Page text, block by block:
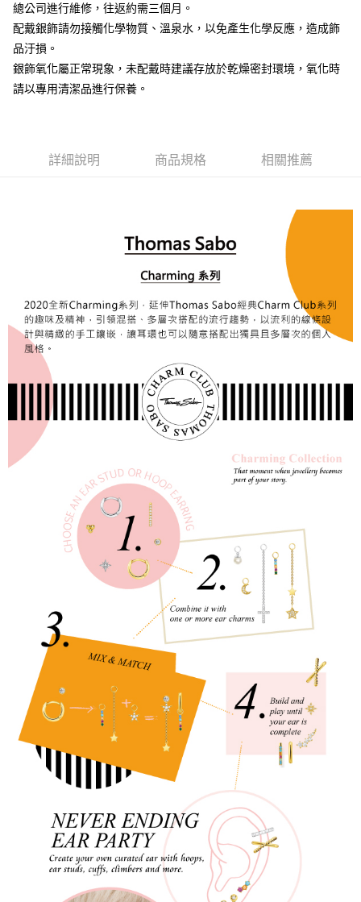
總公司進行維修，往返約需三個月。
配戴銀飾請勿接觸化學物質、溫泉水，以免產生化學反應，造成飾
品汙損。
銀飾氧化屬正常現象，未配戴時建議存放於乾燥密封環境，氧化時
請以專用清潔品進行保養。
詳細說明 商品規格 相關推薦